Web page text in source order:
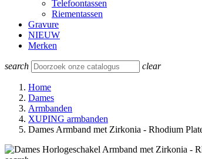
Telefoontassen
Riementassen
Gravure
NIEUW
Merken
search clear
Home
Dames
Armbanden
XUPING armbanden
Dames Armband met Zirkonia - Rhodium